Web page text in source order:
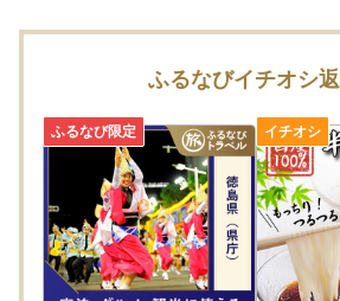
④ 返礼品の送付
返礼品は、県が中間事業者を通じて寄
礼品調達費および送料等は県が負担し
⑤ 交付金の交付（市町村へ）
当該市町村に係る寄附額総額から、返
料の経費（50％）と県事業充当分（5
を、市町村へ交付金として交付します。
県庁HP：https://
ふるなびイチオシ